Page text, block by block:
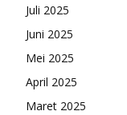
Juli 2025
Juni 2025
Mei 2025
April 2025
Maret 2025